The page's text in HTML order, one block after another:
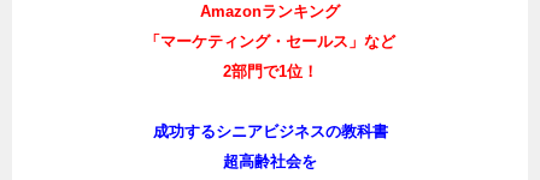
Amazonランキング
「マーケティング・セールス」など
2部門で1位！
成功するシニアビジネスの教科書
超高齢社会を